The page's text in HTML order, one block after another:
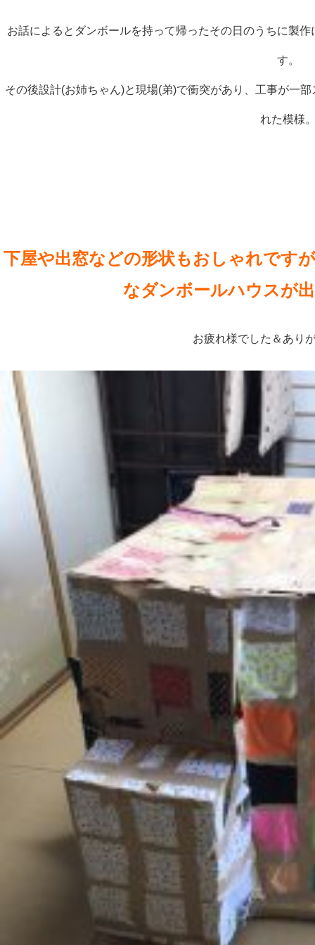
お話によるとダンボールを持って帰ったその日のうちに製
す。
その後設計(お姉ちゃん)と現場(弟)で衝突があり、工事が一
れた模様
下屋や出窓などの形状もおしゃれです
なダンボールハウスが
お疲れ様でした＆あり